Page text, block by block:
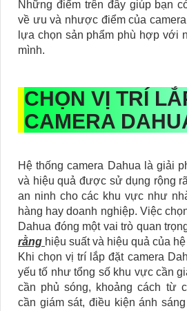
Những điểm trên đây giúp bạn
về ưu và nhược điểm của
lựa chọn sản phẩm phù hợp với
mình.
CHỌN VỊ TRÍ
CAMERA
Hệ thống camera Dahua là giải
và hiệu quả được sử dụng rộng
an ninh cho các khu vực như
hàng hay doanh nghiệp. Việc
Dahua đóng một vai trò quan
rằng hiệu suất và hiệu quả của
Khi chọn vị trí lắp đặt camera
yếu tố như tổng số khu vực cần
cần phủ sóng, khoảng cách từ
cần giám sát, điều kiện ánh